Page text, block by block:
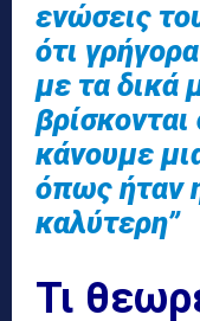
ενώσεις
ότι
με τα δικά
κάνουμε
όπως ήταν
καλύτερη”
Τι